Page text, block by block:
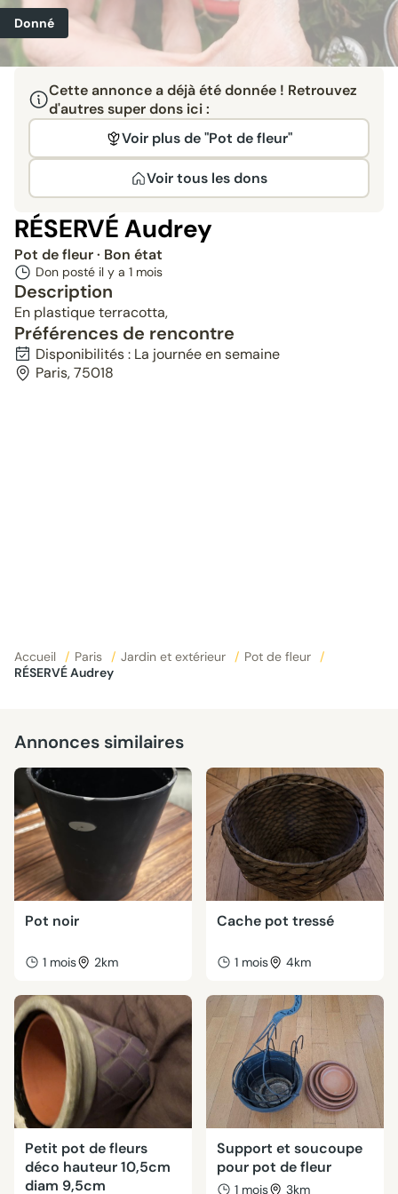
Donné
Cette annonce a déjà été donnée ! Retrouvez
d'autres super dons ici :
Voir plus de "Pot de fleur"
Voir tous les dons
RÉSERVÉ Audrey
Pot de fleur· Bon état
Don posté il y a 1 mois
Description
En plastique terracotta,
Préférences de rencontre
Disponibilités : La journée en semaine
Paris, 75018
Accueil / Paris / Jardin et extérieur / Pot de fleur
/
RÉSERVÉ Audrey
Annonces similaires
Pot noir
1 mois 2km
Cache pot tressé
1 mois 4km
Petit pot de fleurs
déco hauteur 10,5cm
diam 9,5cm
Support et soucoupe
pour pot de fleur
1 mois 3km